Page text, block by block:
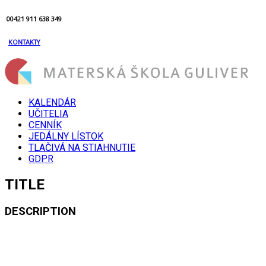
00421 911 638 349
KONTAKTY
KALENDÁR
UČITELIA
CENNÍK
JEDÁLNY LÍSTOK
TLAČIVÁ NA STIAHNUTIE
GDPR
TITLE
DESCRIPTION